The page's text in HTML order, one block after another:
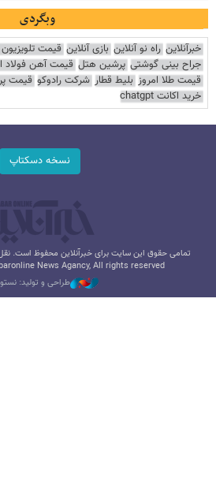
وبگردی
خبرآنلاین راه نو آنلاین بازی آنلاین قیمت
جراح بینی گوشتی پرشین هتل قیمت آهن فولاد
قیمت طلا امروز بلیط قطار شرکت رادوکو قیمت
خرید اکانت chatgpt
نسخه دسکتاپ
تمامی حقوق این سایت برای خبرآنلاین محفوظ است.
News Agancy, All rights reserved
طراحی و تولید: